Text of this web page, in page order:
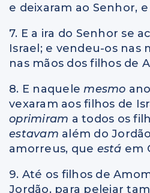
e deixaram ao Senhor,
7. E a ira do Senhor se
Israel; e vendeu-os nas
nas mãos dos filhos de
8. E naquelemesmo
vexaram aos filhos de
oprimiram a todos os
estavam além do
amorreus, que está em
9. Até os filhos de
Jordão, para pelejar